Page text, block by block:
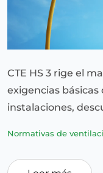
CTE HS 3 rige el
exigencias básicas
instalaciones,
Normativas de